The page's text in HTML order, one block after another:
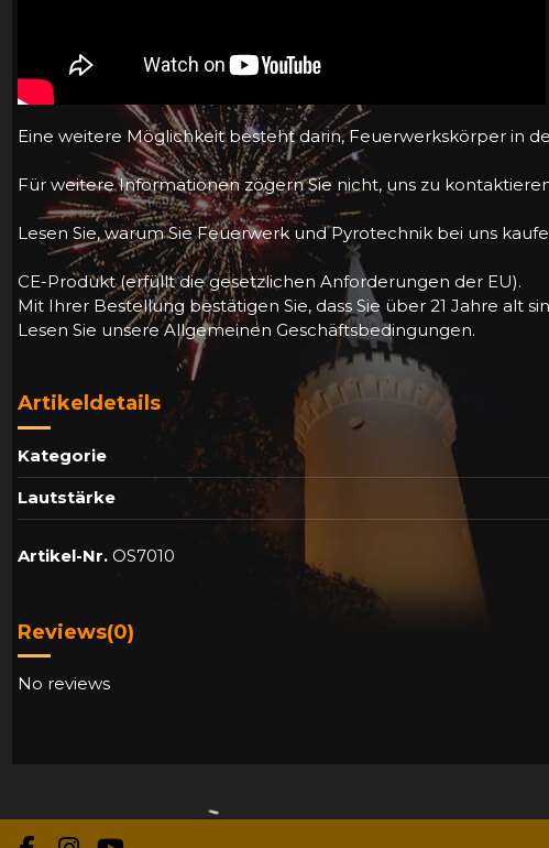
Eine weitere Möglichkeit besteht darin, Feuerwerkskörper in
Für weitere Informationen zögern Sie nicht, uns zu
Lesen Sie, warum Sie Feuerwerk und Pyrotechnik bei uns
CE-Produkt (erfüllt die gesetzlichen Anforderungen der EU).
Mit Ihrer Bestellung bestätigen Sie, dass Sie über 21 Jahre alt
Lesen Sie unsere Allgemeinen Geschäftsbedingungen.
Artikeldetails
Kategorie
Lautstärke
Artikel-Nr. OS7010
Reviews(0)
No reviews